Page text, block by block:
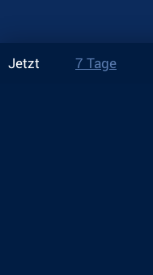
Jetzt 7 Tage